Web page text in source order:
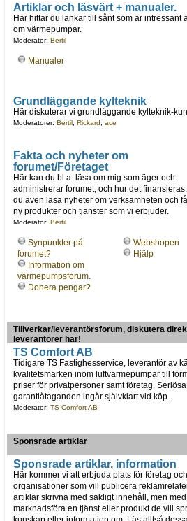
Artiklar och läsvärt + manualer.
Här hittar du länkar till sånt som är intressant
om värmepumpar.
Moderator: Bertil
Manualer
Grundläggande kylteknik
Här diskuterar vi grundläggande kylteknik-
Moderatorer: Bertil, Rickard ace
Fakta och nyheter om
forumet/Företaget
Här kan du bl.a. läsa om mig som äger och
administrerar forumet, och hur det
du även läsa nyheter om verksamheten och
ny produkter och tjänster som vi erbjuder.
Moderator: Bertil
Synpunkter på
forumet?
Information om
värmepumpsforum.
Donera pengar?
Webshopen
Hjälp
Tillverkar/leverantörsforum, diskutera
leverantörer här!
TS Comfort AB
Tidigare TS Fastighesservice, leverantör av
kvalitetsmärken inom luftvärmepumpar till
priser för privatpersoner samt företag. Seriösa
garantiåtaganden ingår självklart vid köp.
Moderator: TS Comfort AB
Sponsrade artiklar
Sponsrade artiklar, information
Här kommer vi att erbjuda plats för företag och
organisationer som vill publicera
artiklar skrivna med sakligt innehåll, men
marknadsföra en tjänst eller produkt de vill